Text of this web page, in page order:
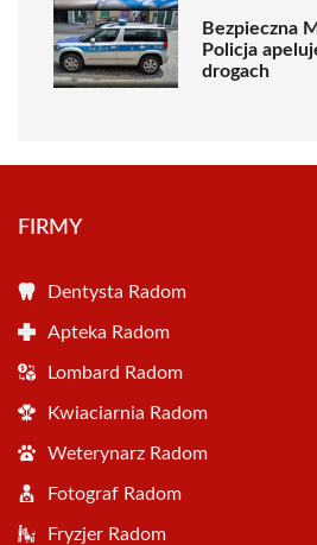
Bezpieczna
Policja
drogach
FIRMY
Dentysta Radom
Apteka Radom
Lombard Radom
Kwiaciarnia Radom
Weterynarz Radom
Fotograf Radom
Fryzjer Radom